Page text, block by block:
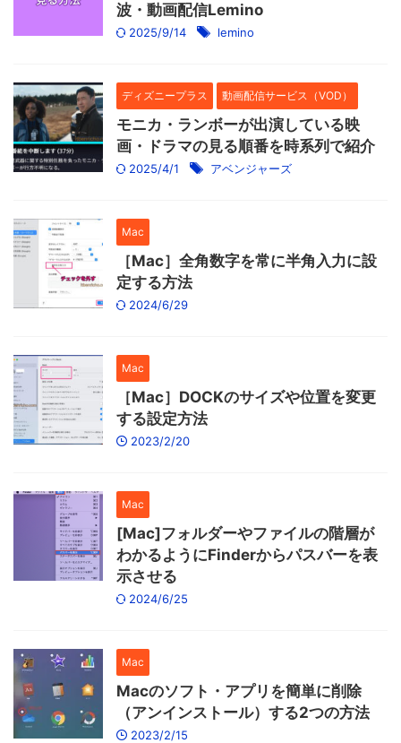
波・動画配信Lemino
2025/9/14 lemino
ディズニープラス 動画配信サービス（VOD）
モニカ・ランボーが出演している映
画・ドラマの見る順番を時系列で紹介
2025/4/1 アベンジャーズ
Mac
［Mac］全角数字を常に半角入力に設
定する方法
2024/6/29
Mac
［Mac］DOCKのサイズや位置を変更
する設定方法
2023/2/20
Mac
[Mac]フォルダーやファイルの階層が
わかるようにFinderからパスバーを表
示させる
2024/6/25
Mac
Macのソフト・アプリを簡単に削除
（アンインストール）する2つの方法
2023/2/15